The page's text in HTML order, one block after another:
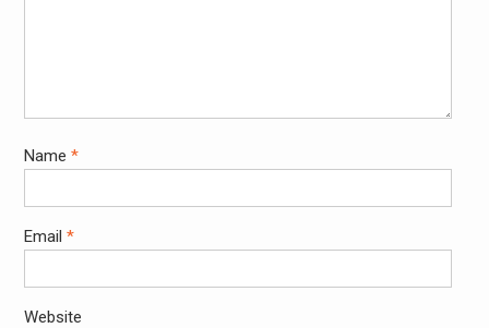
Name *
Email *
Website